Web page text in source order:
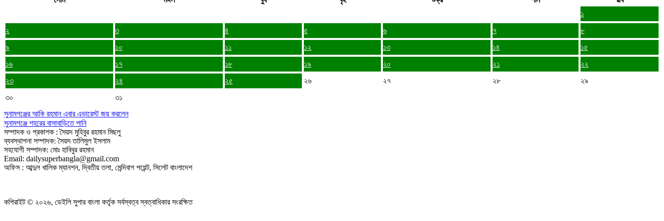
১
২
৩ ৪ ৫ ৬ ৭
৮
৯
১০ ১১ ১২ ১৩ ১৪
১৫
১৬
১৭ ১৮ ১৯ ২০ ২১
২২
২৩
২৪ ২৫ ২৬ ২৭ ২৮
২৯
৩০
৩১
সুনামগঞ্জের আকি রহমান এবার এভারেস্ট জয় করলেন
সুনামগঞ্জে শহরের বাসাবাড়িতে পানি
সম্পাদক ও প্রকাশক : সৈয়দ মুহিবুর রহমান মিছলু
ব্যবস্থাপনা সম্পাদক: সৈয়দ তালিমুল ইসলাম
সহযোগী সম্পাদক: মোঃ হাবিবুর রহমান
Email: dailysuperbangla@gmail.com
অফিস : আব্দুল খালিক ম্যানশন, দ্বিতীয় তলা, মেন্দিবাগ পয়েন্ট, সিলেট বাংলাদেশ
কপিরাইট © ২০২৬, ডেইলি সুপার বাংলা কর্তৃক সর্বস্বত্ব স্বত্বাধিকার সংরক্ষিত